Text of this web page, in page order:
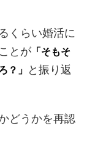
くらい婚活に
とが 「そもそ
？」 と振り返
どうかを再認